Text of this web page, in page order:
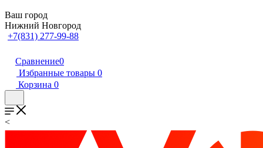
Ваш город
Нижний Новгород
+7(831) 277-99-88
Сравнение0
Избранные товары 0
Корзина 0
<